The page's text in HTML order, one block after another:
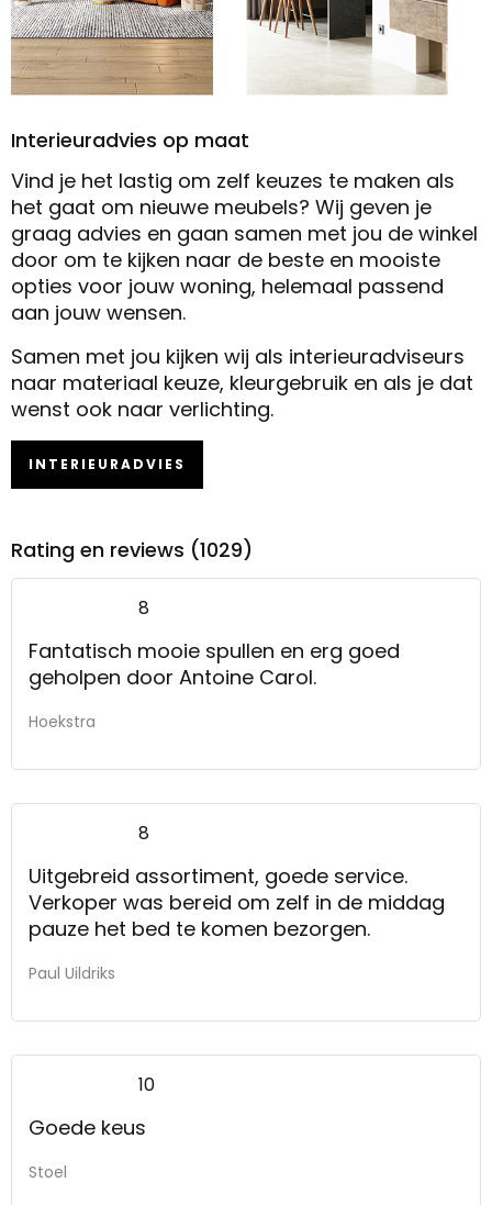
Interieuradvies op maat
Vind je het lastig om zelf keuzes te maken als
het gaat om nieuwe meubels? Wij geven je
graag advies en gaan samen met jou de winkel
door om te kijken naar de beste en mooiste
opties voor jouw woning, helemaal passend
aan jouw wensen.
Samen met jou kijken wij als interieuradviseurs
naar materiaal keuze, kleurgebruik en als je dat
wenst ook naar verlichting.
INTERIEURADVIES
Rating en reviews (1029)
8
Fantatisch mooie spullen en erg goed
geholpen door Antoine Carol.
Hoekstra
8
Uitgebreid assortiment, goede service.
Verkoper was bereid om zelf in de middag
pauze het bed te komen bezorgen.
Paul Uildriks
10
Goede keus
Stoel